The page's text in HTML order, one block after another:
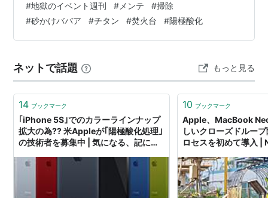
後マッタリしたらそのままやる気メーター０ になり相当
やる事が山積しているが全部放棄で寝てた(笑) そんなグ
ダグダ年末だ、さて今日はファイナルミッションだよー
#地獄のイベント週刊 # メンテ #掃除
#砂かけババア #チタン #焚火台 #陽極酸化
ネットで話題 もっと見る
14 ブックマーク
｢iPhone 5S｣でのカラーラインナップ
拡大の為?? 米Appleが｢陽極酸化処理｣
の技術者を募集中 | 気になる、記にな
10 ブックマーク
Apple、MacBook
しいクローズドルー
ロセスを初めて導入 |